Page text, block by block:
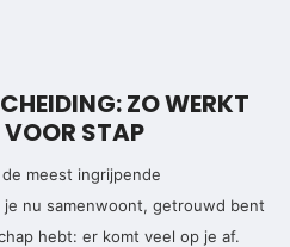
ZO WERKT
STAP
meest ingrijpende
nu samenwoont, getrouwd bent
hebt: er komt veel op je af.